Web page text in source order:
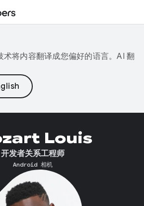
将内容翻译成您偏好的语言。AI 翻
Louis
开发者关系工程师
Android 相机